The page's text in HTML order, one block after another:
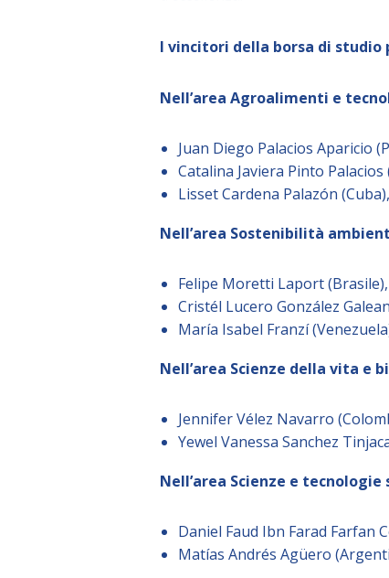
I vincitori della borsa di studio
Nell’area Agroalimenti e
Juan Diego Palacios Aparicio
Catalina Javiera Pinto Palacios
Lisset Cardena Palazón
Nell’area Sostenibilità
Felipe Moretti Laport
Cristél Lucero González
María Isabel Franzí
Nell’area Scienze della vita e
Jennifer Vélez Navarro
Yewel Vanessa Sanchez
Nell’area Scienze e tecnologie
Daniel Faud Ibn Farad Farfan
Matías Andrés Agüero